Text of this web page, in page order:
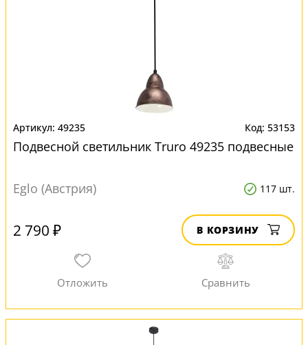
49235 53153
Подвесной светильник Truro 49235 подвесные
Eglo (Австрия) 117 шт.
2 790 ₽ В КОРЗИНУ